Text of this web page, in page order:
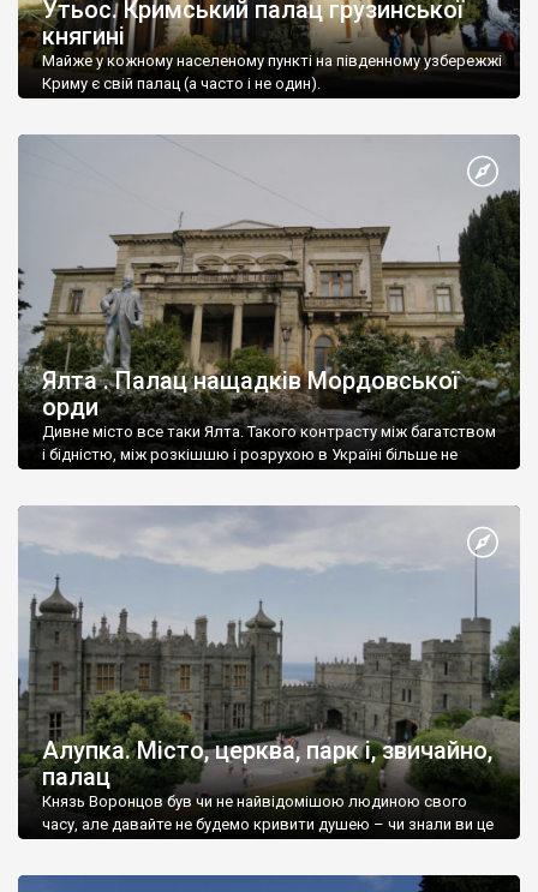
Утьос. Кримський палац грузинської
княгині
Майже у кожному населеному пункті на південному узбережжі
Криму є свій палац (а часто і не один).
Ялта . Палац нащадків Мордовської
орди
Дивне місто все таки Ялта. Такого контрасту між багатством
і бідністю, між розкішшю і розрухою в Україні більше не
Алупка. Місто, церква, парк і, звичайно,
палац
Князь Воронцов був чи не найвідомішою людиною свого
часу, але давайте не будемо кривити душею – чи знали ви це